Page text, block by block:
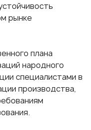
рынке
плана
народного
специалистами в
производства,